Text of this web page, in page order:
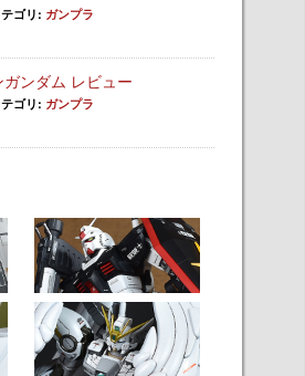
ゴリ: ガンプラ
ンダム レビュー
ゴリ: ガンプラ